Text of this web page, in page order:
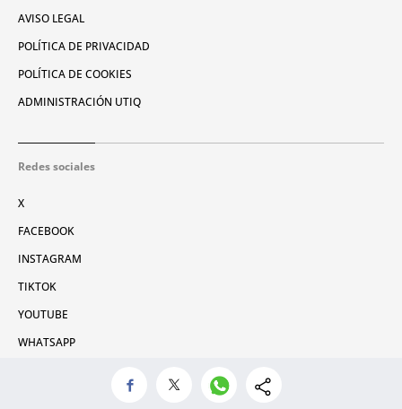
AVISO LEGAL
POLÍTICA DE PRIVACIDAD
POLÍTICA DE COOKIES
ADMINISTRACIÓN UTIQ
Redes sociales
X
FACEBOOK
INSTAGRAM
TIKTOK
YOUTUBE
WHATSAPP